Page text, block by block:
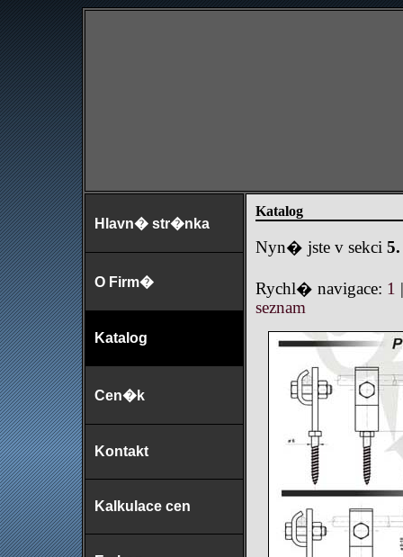
Hlavn� str�nka
O Firm�
Katalog
Cen�k
Kontakt
Kalkulace cen
Katalog
Nyn� jste v sekci
Rychl� navigace: 1
seznam